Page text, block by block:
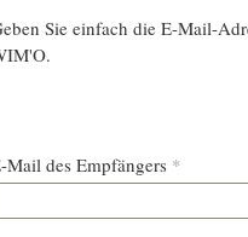
Sie einfach die E-Mail-
Mail des Empfängers *